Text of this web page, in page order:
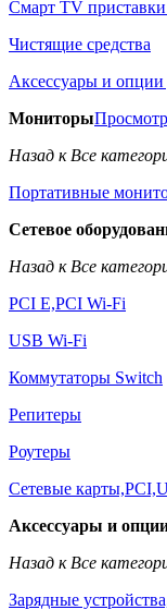
Смарт TV
Чистящие средства
Аксессуары и опции
Мониторы
Назад к Все
Портативные
Сетевое
Назад к Все
PCI E,PCI Wi-Fi
USB Wi-Fi
Коммутаторы Switch
Репитеры
Роутеры
Сетевые
Аксессуары и
Назад к Все
Зарядные